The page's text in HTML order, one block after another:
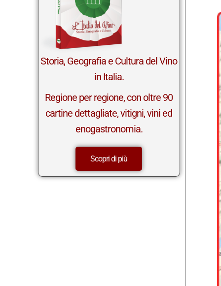
Storia, Geografia e Cultura del Vino
in Italia.
Regione per regione, con oltre 90
cartine dettagliate, vitigni, vini ed
enogastronomia.
Scopri di più